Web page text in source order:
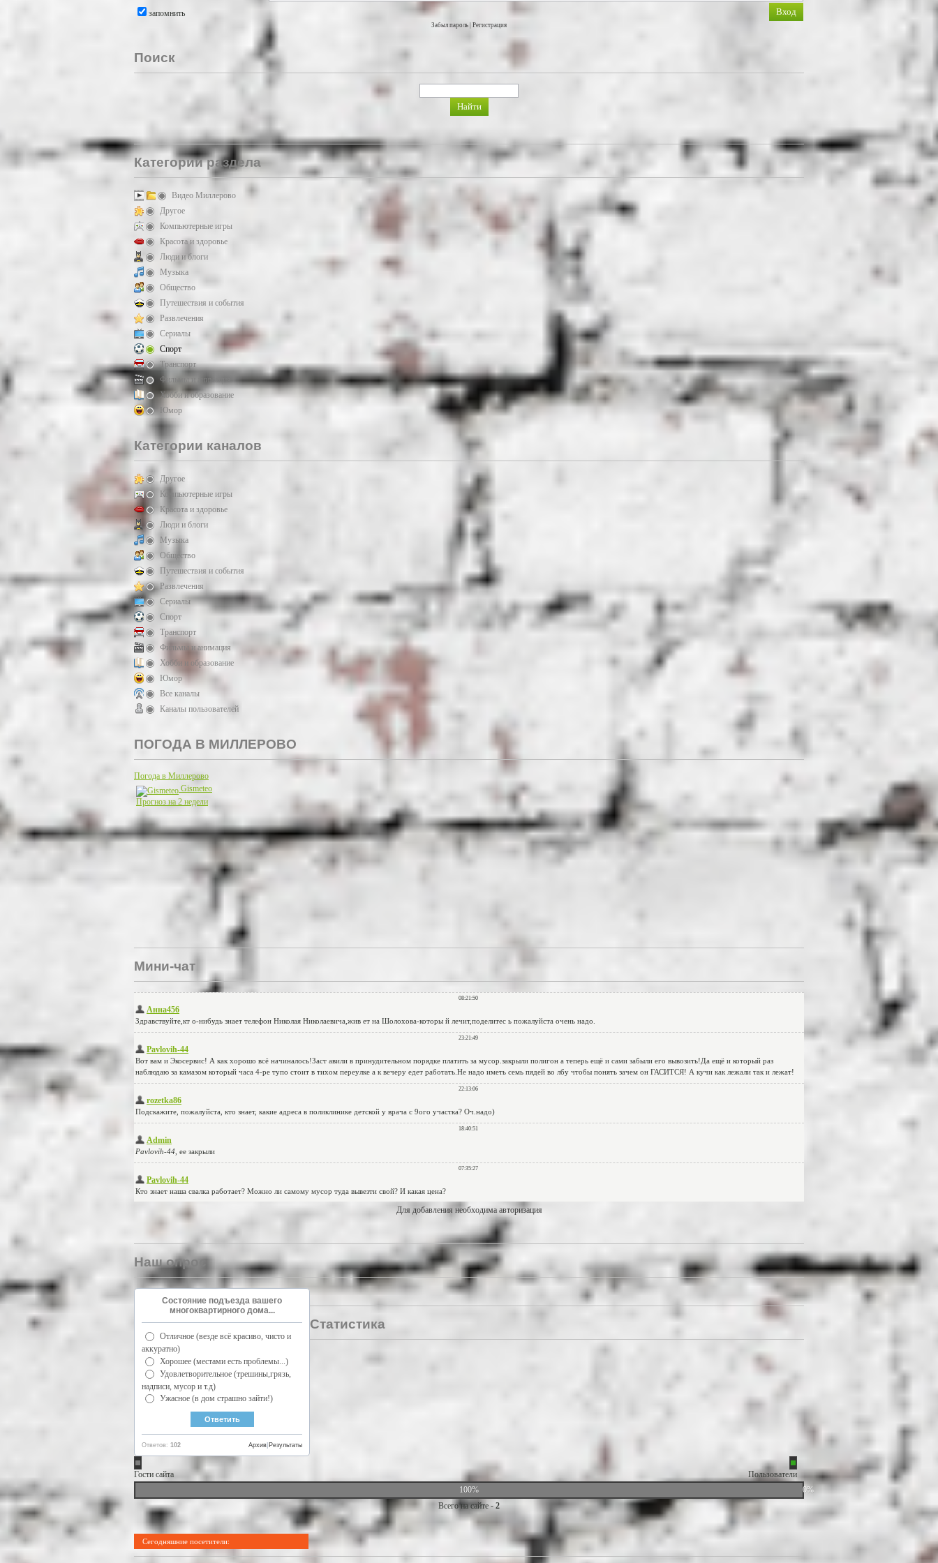
запомнить
Забыл пароль Регистрация
Поиск
Категории раздела
Видео Миллерово
Другое
Компьютерные игры
Красота и здоровье
Люди и блоги
Музыка
Общество
Путешествия и события
Развлечения
Сериалы
Спорт
Транспорт
Фильмы и анимация
Хобби и образование
Юмор
Категории каналов
Другое
Компьютерные игры
Красота и здоровье
Люди и блоги
Музыка
Общество
Путешествия и события
Развлечения
Сериалы
Спорт
Транспорт
Фильмы и анимация
Хобби и образование
Юмор
Все каналы
Каналы пользователей
ПОГОДА В МИЛЛЕРОВО
Погода в Миллерово
Gismeteo
Прогноз на 2 недели
Мини-чат
Для добавления необходима авторизация
Наш опрос
Состояние подъезда вашего
многоквартирного дома...
Отличное (везде всё красиво, чисто и
аккуратно)
Хорошее (местами есть проблемы...)
Удовлетворительное (трешины,грязь,
надписи, мусор и т.д)
Ужасное (в дом страшно зайти!)
Ответов: 102 Результаты
Архив
Статистика
Гости сайта
Пользователи
100%
0%
Всего на сайте -2
Сегодняшние посетители: